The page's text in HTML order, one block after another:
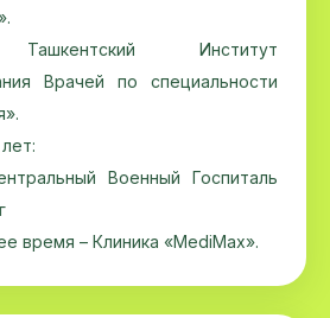
Врачей по специальности
Военный Госпиталь
время – Клиника «MediMax».